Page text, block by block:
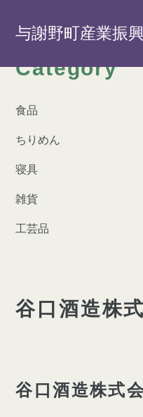
与謝野町産業振興
Category
食品
ちりめん
寝具
雑貨
工芸品
谷口酒造株
谷口酒造株式